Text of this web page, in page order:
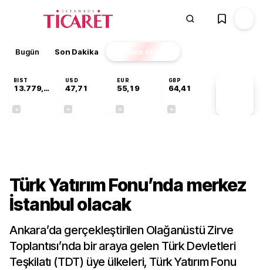
Bugün Son Dakika Finans EKSTRA
BIST
13.779,39
USD
47,71
EUR
55,19
GBP
64,41
Türk Yatırım Fonu’nda merkez
İstanbul olacak
Ankara’da gerçekleştirilen Olağanüstü Zirve
Toplantısı’nda bir araya gelen Türk Devletleri
Teşkilatı (TDT) üye ülkeleri, Türk Yatırım Fonu